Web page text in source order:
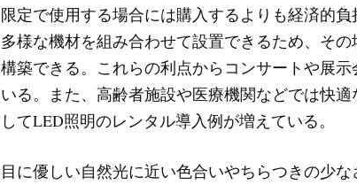
限定で使用する場合には購入するよりも経済的
多様な機材を組み合わせて設置できるため、そ
構築できる。これらの利点からコンサートや展
いる。また、高齢者施設や医療機関などでは快
してLED照明のレンタル導入例が増えている。
目に優しい自然光に近い色合いやちらつきの少